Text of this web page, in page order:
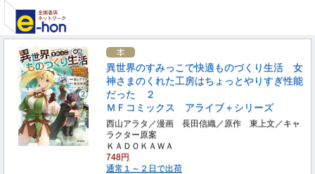
異世界のすみっこで快適ものづくり生活 女
神さまのくれた工房はちょっとやりすぎ性能
だった ２
ＭＦコミックス アライブ＋シリーズ
西山アラタ／漫画 長田信織／原作 東上文／キャ
ラクター原案
ＫＡＤＯＫＡＷＡ
748円
通常１～２日で出荷